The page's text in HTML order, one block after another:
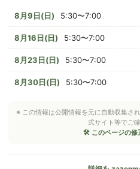
8月9日(日) 5:30〜7:00
8月16日(日) 5:30〜7:00
8月23日(日) 5:30〜7:00
8月30日(日) 5:30〜7:00
※ この情報は公開情報を元に自動収集さ
式サイト等でご
🛠 このページの修